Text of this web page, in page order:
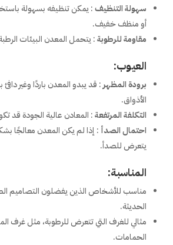
سهولة التنظيف: يمكن تنظيفه بسهولة
أو منظف خفيف.
مقاومة للرطوبة: يتحمل المعدن البيئات
العيوب:
برودة المظهر : قد يبدو المعدن باردًا وغير
الأذواق.
التكلفة المرتفعة: المعادن عالية الجودة قد
احتمال الصدأ : إذا لم يكن المعدن معالجًا
يتعرض للصدأ.
المناسبة:
مناسب للأشخاص الذين يفضلون التصاميم
الحديثة.
مثالي للغرف التي تتعرض للرطوبة، مثل غرف
الحمامات.